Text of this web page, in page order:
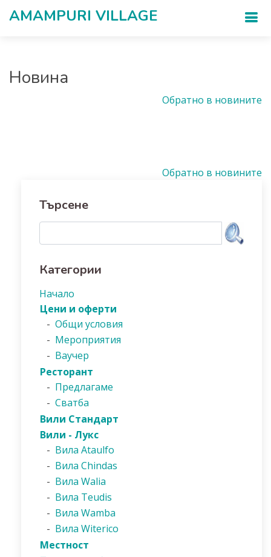
AMAMPURI VILLAGЕ
Новина
Обратно в новините
Обратно в новините
Търсене
Категории
Начало
Цени и оферти
- Общи условия
- Мероприятия
- Ваучер
Ресторант
- Предлагаме
- Сватба
Вили Стандарт
Вили - Лукс
- Вила Ataulfo
- Вила Chindas
- Вила Walia
- Вила Teudis
- Вила Wamba
- Вила Witerico
Местност